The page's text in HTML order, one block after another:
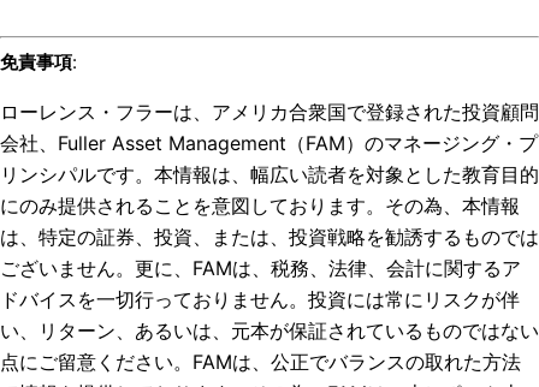
免責事項:
ローレンス・フラーは、アメリカ合衆国で登録された投資顧問
会社、Fuller Asset Management（FAM）のマネージング・プ
リンシパルです。本情報は、幅広い読者を対象とした教育目的
にのみ提供されることを意図しております。その為、本情報
は、特定の証券、投資、または、投資戦略を勧誘するものでは
ございません。更に、FAMは、税務、法律、会計に関するア
ドバイスを一切行っておりません。投資には常にリスクが伴
い、リターン、あるいは、元本が保証されているものではない
点にご留意ください。FAMは、公正でバランスの取れた方法